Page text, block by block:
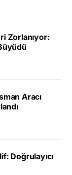
Zorlanıyor:
Aracı
Doğrulayıcı